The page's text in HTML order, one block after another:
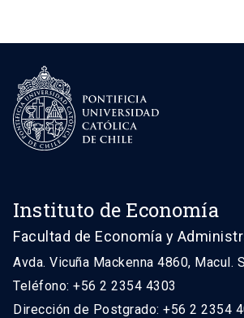
Instituto de Economía
Facultad de Economía y
Avda. Vicuña Mackenna 4860, Macul.
Teléfono: +56 2 2354 4303
Dirección de Postgrado: +56 2 2354